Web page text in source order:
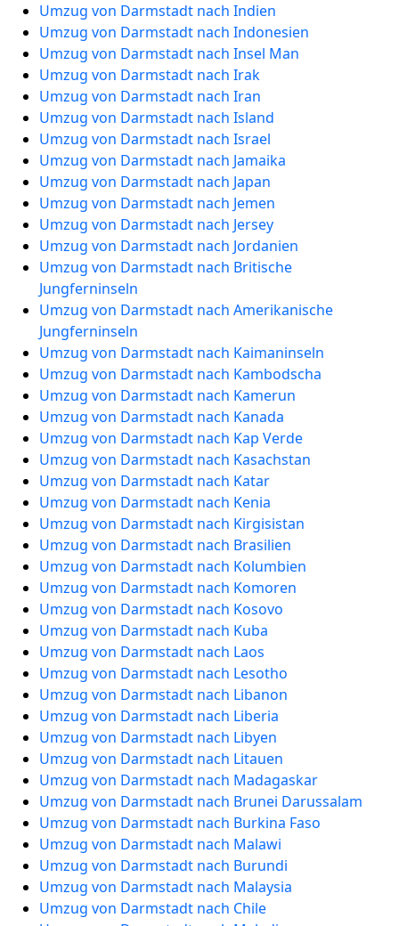
Umzug von Darmstadt nach Indien
Umzug von Darmstadt nach Indonesien
Umzug von Darmstadt nach Insel Man
Umzug von Darmstadt nach Irak
Umzug von Darmstadt nach Iran
Umzug von Darmstadt nach Island
Umzug von Darmstadt nach Israel
Umzug von Darmstadt nach Jamaika
Umzug von Darmstadt nach Japan
Umzug von Darmstadt nach Jemen
Umzug von Darmstadt nach Jersey
Umzug von Darmstadt nach Jordanien
Umzug von Darmstadt nach Britische
Jungferninseln
Umzug von Darmstadt nach Amerikanische
Jungferninseln
Umzug von Darmstadt nach Kaimaninseln
Umzug von Darmstadt nach Kambodscha
Umzug von Darmstadt nach Kamerun
Umzug von Darmstadt nach Kanada
Umzug von Darmstadt nach Kap Verde
Umzug von Darmstadt nach Kasachstan
Umzug von Darmstadt nach Katar
Umzug von Darmstadt nach Kenia
Umzug von Darmstadt nach Kirgisistan
Umzug von Darmstadt nach Brasilien
Umzug von Darmstadt nach Kolumbien
Umzug von Darmstadt nach Komoren
Umzug von Darmstadt nach Kosovo
Umzug von Darmstadt nach Kuba
Umzug von Darmstadt nach Laos
Umzug von Darmstadt nach Lesotho
Umzug von Darmstadt nach Libanon
Umzug von Darmstadt nach Liberia
Umzug von Darmstadt nach Libyen
Umzug von Darmstadt nach Litauen
Umzug von Darmstadt nach Madagaskar
Umzug von Darmstadt nach Brunei Darussalam
Umzug von Darmstadt nach Burkina Faso
Umzug von Darmstadt nach Malawi
Umzug von Darmstadt nach Burundi
Umzug von Darmstadt nach Malaysia
Umzug von Darmstadt nach Chile